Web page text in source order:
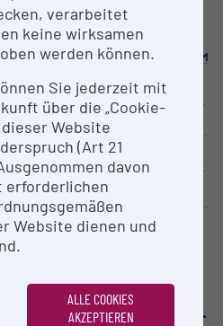
KONSORTIUM
oead
(erinnern.at)
KONSORTIUM
KONSORTIUM
verarbeitet
keine wirksamen
werden können.
Sie jederzeit mit
über die „Cookie-
Website
(Art 21
davon
erforderlichen
Website dienen und
ALLE COOKIES
AKZEPTIEREN